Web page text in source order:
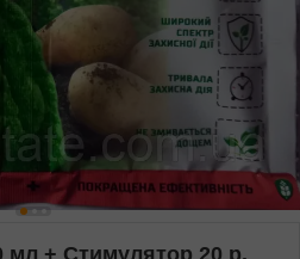
мл + Стимулятор 20 р.